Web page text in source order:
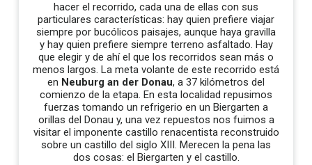
hacer el recorrido, cada una de ellas con sus
particulares características: hay quien prefiere viajar
siempre por bucólicos paisajes, aunque haya gravilla
y hay quien prefiere siempre terreno asfaltado. Hay
que elegir y de ahí el que los recorridos sean más o
menos largos. La meta volante de este recorrido está
en Neuburg an der Donau, a 37 kilómetros del
comienzo de la etapa. En esta localidad repusimos
fuerzas tomando un refrigerio en un Biergarten a
orillas del Donau y, una vez repuestos nos fuimos a
visitar el imponente castillo renacentista reconstruido
sobre un castillo del siglo XIII. Merecen la pena las
dos cosas: el Biergarten y el castillo.